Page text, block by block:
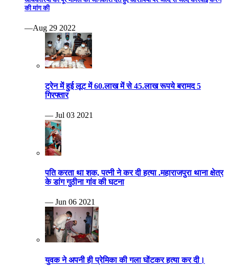
की मांग की
—Aug 29 2022
ट्रेन में हुई लूट में 60.लाख में से 45.लाख रूपये बरामद 5
गिरफ्तार
— Jul 03 2021
पति करता था शक, पत्नी ने कर दी हत्या .महाराजपुरा थाना क्षेत्र
के डांग गुठीना गांव की घटना
— Jun 06 2021
युवक ने अपनी ही प्रेमिका की गला घोंटकर हत्या कर दी।